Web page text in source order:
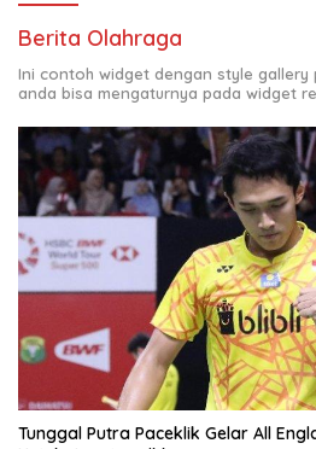
Berita Olahraga
Ini contoh widget dengan style gallery
anda bisa mengaturnya pada widget
Tunggal Putra Paceklik Gelar All